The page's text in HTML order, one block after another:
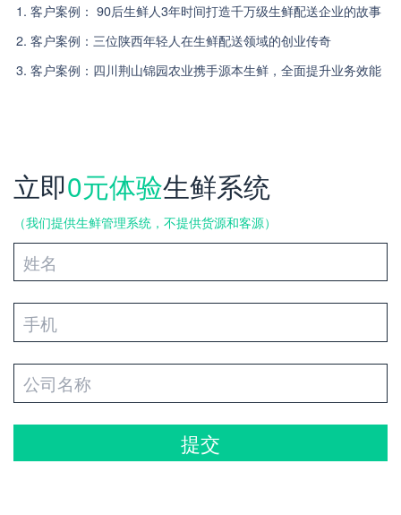
1. 客户案例： 90后生鲜人3年时间打造千万级生鲜配送企业的故事
2. 客户案例：三位陕西年轻人在生鲜配送领域的创业传奇
3. 客户案例：四川荆山锦园农业携手源本生鲜，全面提升业务效能
立即0元体验生鲜系统
（我们提供生鲜管理系统，不提供货源和客源）
提交